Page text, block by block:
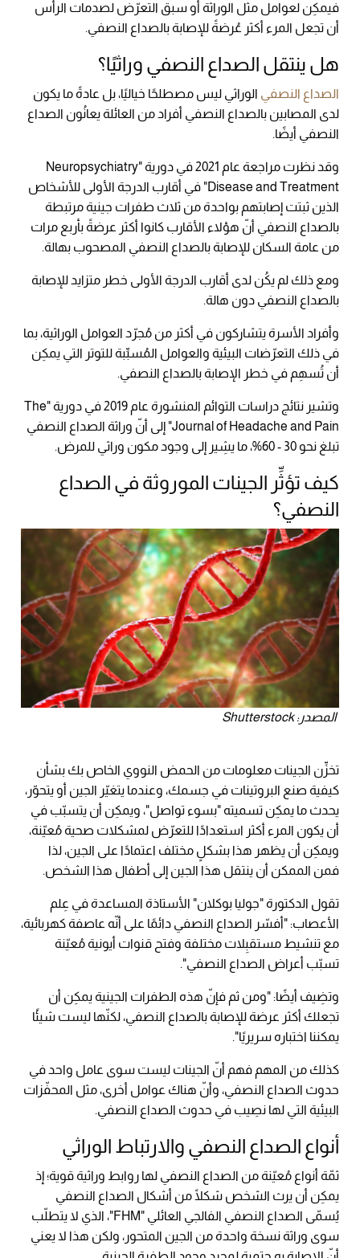
فيمكِن لعوامل مثل الوراثة أو سبق التعرّض لصدمات الرأس
أن تجعل المرء أكثر عُرضةً للإصابة بالصداع النصفي.
هل ينتقل الصداع النصفي وراثيًا؟
الصداع النصفي الوراثي ليس مصطلحًا خياليًا، بل عادةً ما يكون
لدى المصابين بالصداع النصفي أفراد من العائلة يعانُون الصداع
النصفي أيضًا.
وقد نظرت مراجعة عام 2021 في دورية "Neuropsychiatry
Disease and Treatment" في أقارب الدرجة الأولى للأشخاص
الذين ثبتت إصابتهم بواحدة من ثلاث طفرات جينية مرتبطة
بالصداع النصفي أنّ هؤلاء الأقارب كانوا أكثر عرضةً بأربع مرات
من عامة السكان للإصابة بالصداع النصفي المصحوب بهالة.
ومع ذلك لم يكُن لدى أقارب الدرجة الأولى خطر متزايد للإصابة
بالصداع النصفي دون هالة.
وأفراد الأسرة يتشاركون في أكثر من مُجرّد العوامل الوراثية، بما
في ذلك التعرّضات البيئية والعوامل المُسبِّبة للتوتر التي يمكِن
أن تُسهِم في خطر الإصابة بالصداع النصفي.
وتشير نتائج دراسات التوائم المنشورة عام 2019 في دورية "The
Journal of Headache and Pain" إلى أنّ وراثة الصداع النصفي
تبلغ نحو 30 - 60%، ما يشِير إلى وجود مكون وراثي للمرض.
كيف تؤثِّر الجينات الموروثة في الصداع
النصفي؟
المصدر: Shutterstock
تخزِّن الجينات معلومات من الحمض النووي الخاص بك بشأن
كيفية صنع البروتينات في جسمك، وعندما يتغيّر الجين أو يتحوّر،
يحدث ما يمكِن تسميته "بسوء تواصل"، ويمكِن أن يتسبّب في
أن يكون المرء أكثر استعدادًا للتعرّض لمشكلات صحية مُعيّنة،
ويمكِن أن يظهر هذا بشكلٍ مختلف اعتمادًا على الجين، لذا
فمن الممكن أن ينتقل هذا الجين إلى أطفال هذا الشخص.
تقول الدكتورة "جوليا بوكلان" الأستاذة المساعدة في عِلم
الأعصاب: "أفسّر الصداع النصفي دائمًا على أنّه عاصفة كهربائية،
مع تنشيط مستقبِلات مختلفة وفتح قنوات أيونية مُعيّنة
تسبّب أعراض الصداع النصفي".
وتضِيف أيضًا: "ومن ثم فإنّ هذه الطفرات الجينية يمكِن أن
تجعلك أكثر عرضة للإصابة بالصداع النصفي، لكنّها ليست شيئًا
يمكننا اختباره سريريًا".
كذلك من المهم فهم أنّ الجينات ليست سوى عامل واحد في
حدوث الصداع النصفي، وأنّ هناك عوامل أخرى، مثل المحفّزات
البيئية التي لها نصِيب في حدوث الصداع النصفي.
أنواع الصداع النصفي والارتباط الوراثي
ثمّة أنواع مُعيّنة من الصداع النصفي لها روابط وراثية قوية؛ إذ
يمكِن أن يرث الشخص شكلًا من أشكال الصداع النصفي
يُسمّى الصداع النصفي الفالجي العائلي "FHM"، الذي لا يتطلّب
سوى وراثة نسخة واحدة من الجين المتحور، ولكن هذا لا يعني